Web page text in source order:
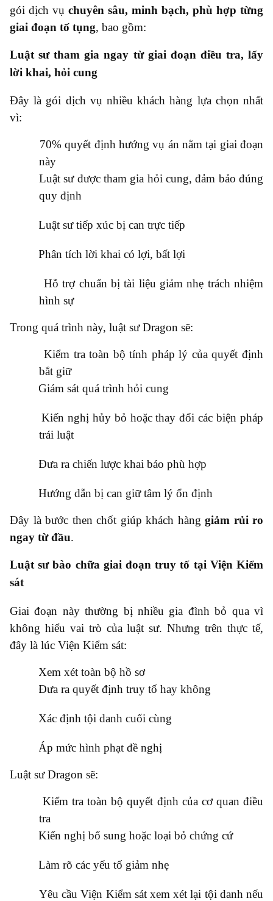
gói dịch vụ chuyên sâu, minh bạch, phù hợp từng
giai đoạn tố tụng, bao gồm:
Luật sư tham gia ngay từ giai đoạn điều tra, lấy
lời khai, hỏi cung
Đây là gói dịch vụ nhiều khách hàng lựa chọn nhất
vì:
70% quyết định hướng vụ án nằm tại giai đoạn
này
Luật sư được tham gia hỏi cung, đảm bảo đúng
quy định
Luật sư tiếp xúc bị can trực tiếp
Phân tích lời khai có lợi, bất lợi
Hỗ trợ chuẩn bị tài liệu giảm nhẹ trách nhiệm
hình sự
Trong quá trình này, luật sư Dragon sẽ:
Kiểm tra toàn bộ tính pháp lý của quyết định
bắt giữ
Giám sát quá trình hỏi cung
Kiến nghị hủy bỏ hoặc thay đổi các biện pháp
trái luật
Đưa ra chiến lược khai báo phù hợp
Hướng dẫn bị can giữ tâm lý ổn định
Đây là bước then chốt giúp khách hàng giảm rủi ro
ngay từ đầu.
Luật sư bào chữa giai đoạn truy tố tại Viện Kiểm
sát
Giai đoạn này thường bị nhiều gia đình bỏ qua vì
không hiểu vai trò của luật sư. Nhưng trên thực tế,
đây là lúc Viện Kiểm sát:
Xem xét toàn bộ hồ sơ
Đưa ra quyết định truy tố hay không
Xác định tội danh cuối cùng
Áp mức hình phạt đề nghị
Luật sư Dragon sẽ:
Kiểm tra toàn bộ quyết định của cơ quan điều
tra
Kiến nghị bổ sung hoặc loại bỏ chứng cứ
Làm rõ các yếu tố giảm nhẹ
Yêu cầu Viện Kiểm sát xem xét lại tội danh nếu